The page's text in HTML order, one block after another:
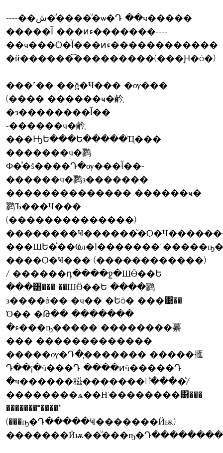
----��ش�ͧ����ͧ�ѡ�Դ ��ҹ�����
�����آ ���ͷء�������----
��ҹ���Ѻ�آ���ͷء������������
�й������͡���������(���Ԩ�ó�)
���˹�� ��ǧ�Ҹ��� �ѹ���
(���� ������ҹ�鹶֧
�з��������آ��
-������ҹ�鹶֧
���ԢԵ���Ե�����Ҵ���
�������ҹ�鹨
Ф�ͧ�š����Դ�ѹ���آ��-
������ҹ�鹨з�������
�������������� ������ҹ�
鹨Ъ���Ҹ���
(��������������)
���ШԵ�ͧ��Ҩл�ا�������˹�����ҧ��������Ҹ���(�����է��)
����Ѻ�Ҹ��� (������������)
/ ������դ����ջ�ШӪ��Ե
���͸��� ��ШӪ��Ե ����鹨
з����á�� �ҹ�� �Եô� ���͹��
Ό�� �Թ�� �������
�ء���ҧ����� ��������繤
��� �������������
�����ѹ�Դ�֧������� �����㨤
Դ��¡�ӵ���Դ ����ͷӵ�����Դ
�ҹ������稵�������բͧ����ͧ/
��������ѧ��Ҥ��������͸���
�������˭����˹
(���ҧ�Դ�����Ҹ�������Ӥѭ)